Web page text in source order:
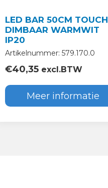
LED BAR 50CM TOUCH
DIMBAAR WARMWIT
IP20
Artikelnummer: 579.170.0
€40,35 excl.BTW
Meer informatie